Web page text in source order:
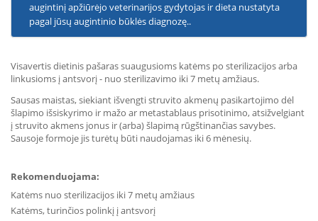
augintinį apžiūrėjo veterinarijos gydytojas ir dieta nustatyta
pagal jūsų augintinio būklės diagnozę..
Visavertis dietinis pašaras suaugusioms katėms po sterilizacijos arba
linkusioms į antsvorį - nuo sterilizavimo iki 7 metų amžiaus.
Sausas maistas, siekiant išvengti struvito akmenų pasikartojimo dėl
šlapimo išsiskyrimo ir mažo ar metastablaus prisotinimo, atsižvelgiant
į struvito akmens jonus ir (arba) šlapimą rūgštinančias savybes.
Sausoje formoje jis turėtų būti naudojamas iki 6 mėnesių.
Rekomenduojama:
Katėms nuo sterilizacijos iki 7 metų amžiaus
Katėms, turinčios polinkį į antsvorį